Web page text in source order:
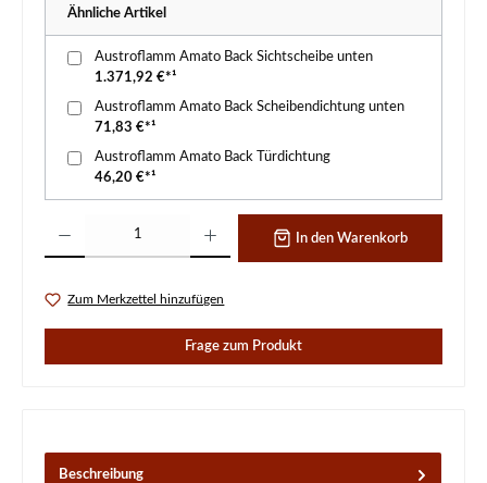
Ähnliche Artikel
Austroflamm Amato Back Sichtscheibe unten
1.371,92 €*¹
Austroflamm Amato Back Scheibendichtung unten
71,83 €*¹
Austroflamm Amato Back Türdichtung
46,20 €*¹
In den Warenkorb
Zum Merkzettel hinzufügen
Frage zum Produkt
Beschreibung